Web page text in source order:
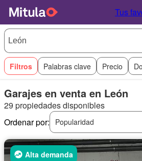
Tus
Filtros Palabras clave Precio
Garajes en venta en León
29 propiedades disponibles
Ordenar por:
Popularidad
Alta demanda